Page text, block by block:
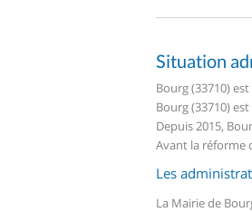
Situation
Bourg (33710)
Bourg (33710)
Depuis 2015,
Avant la réforme
Les
La Mairie de